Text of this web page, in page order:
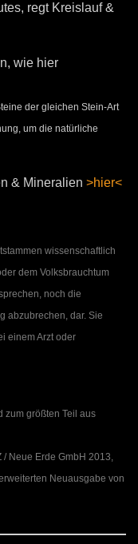
regt Kreislauf &
wie hier
der gleichen Stein-Art
um die natürliche
& Mineralien >hier<
wissenschaftlich
dem Volksbrauchtum
noch die
abzubrechen, dar. Sie
einem Arzt oder
zum größten Teil aus
/ Neue Erde GmbH 2013,
Neuausgabe von